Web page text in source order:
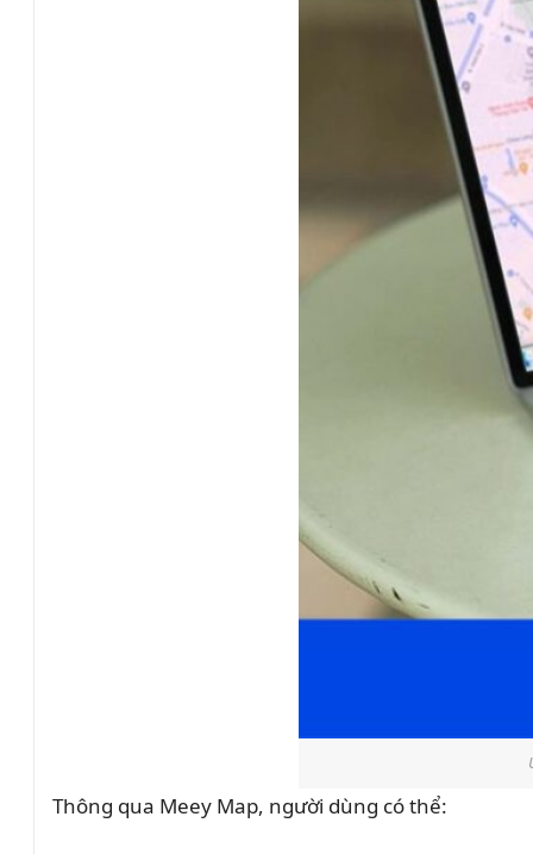
Thông qua Meey Map, người dùng có thể: